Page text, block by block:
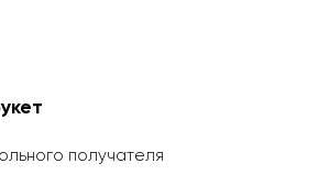
получателя